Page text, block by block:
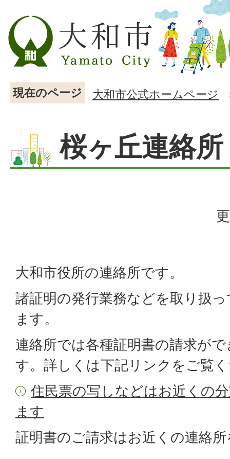
現在のページ 大和市公式ホームページ
桜ヶ丘連絡所
大和市役所の連絡所です。
諸証明の発行業務などを取り扱
ます。
連絡所では各種証明書の請求がで
す。詳しくは下記リンクをご覧
住民票の写しなどはお近くの
ます
証明書のご請求はお近くの連絡